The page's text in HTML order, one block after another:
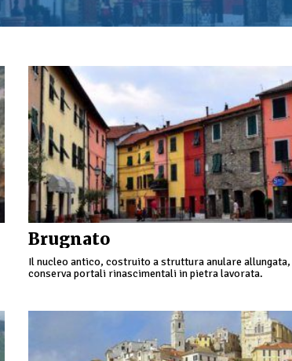
Brugnato
Il nucleo antico, costruito a struttura anulare allungata,
conserva portali rinascimentali in pietra lavorata.